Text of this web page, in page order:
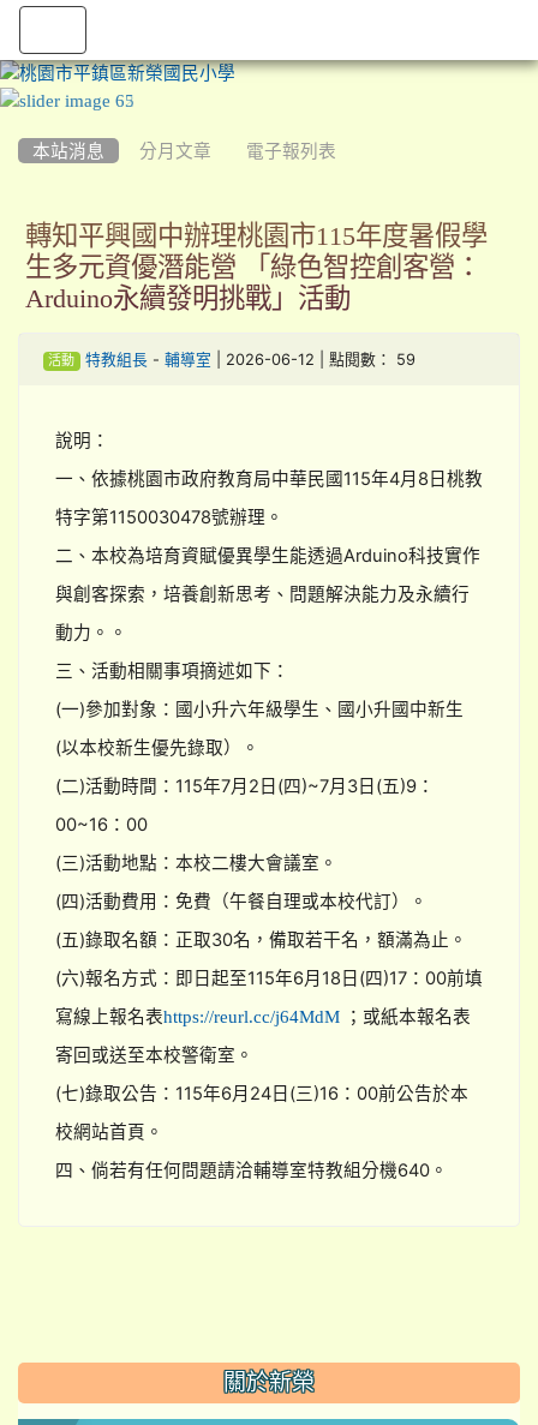
本站消息 分月文章 電子報列表
轉知平興國中辦理桃園市115年度暑假學
生多元資優潛能營 「綠色智控創客營：
Arduino永續發明挑戰」活動
活動 特教組長- 輔導室 | 2026-06-12 | 點閱數： 59
說明：
一、依據桃園市政府教育局中華民國115年4月8日桃教
特字第1150030478號辦理。
二、本校為培育資賦優異學生能透過Arduino科技實作
與創客探索，培養創新思考、問題解決能力及永續行
動力。。
三、活動相關事項摘述如下：
(一)參加對象：國小升六年級學生、國小升國中新生
(以本校新生優先錄取）。
(二)活動時間：115年7月2日(四)~7月3日(五)9：
00~16：00
(三)活動地點：本校二樓大會議室。
(四)活動費用：免費（午餐自理或本校代訂）。
(五)錄取名額：正取30名，備取若干名，額滿為止。
(六)報名方式：即日起至115年6月18日(四)17：00前填
寫線上報名表https://reurl.cc/j64MdM ；或紙本報名表
寄回或送至本校警衛室。
(七)錄取公告：115年6月24日(三)16：00前公告於本
校網站首頁。
四、倘若有任何問題請洽輔導室特教組分機640。
::: 關於新榮